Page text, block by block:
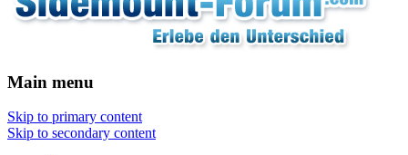
Main menu
Skip to primary content
Skip to secondary content